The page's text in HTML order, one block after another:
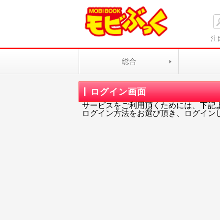
注
総合
ログイン画面
サービスをご利用頂くためには、下記
ログイン方法をお選び頂き、ログイン